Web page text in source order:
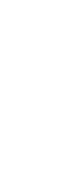
API 요청에 대한 설
채널, 동영상, 재생목